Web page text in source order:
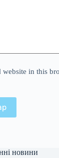
website in this
новини